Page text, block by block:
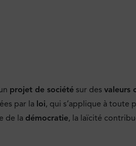
projet de société sur des valeurs
par la loi, qui s’applique à toute
de la démocratie, la laïcité